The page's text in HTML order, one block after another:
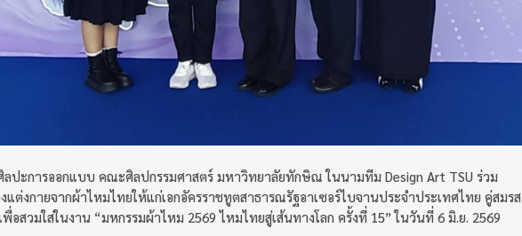
ปะการออกแบบ คณะศิลปกรรมศาสตร์ มหาวิทยาลัยทักษิณ ในนามทีม Design Art TSU ร่วม
แต่งกายจากผ้าไหมไทยให้แก่เอกอัครราชทูตสาธารณรัฐอาเซอร์ไบจานประจำประเทศไทย คู่สมรส
อสวมใส่ในงาน “มหกรรมผ้าไหม 2569 ไหมไทยสู่เส้นทางโลก ครั้งที่ 15” ในวันที่ 6 มิ.ย. 2569